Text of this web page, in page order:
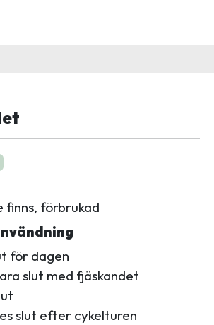
finns, förbrukad
för dagen
slut med fjäskandet
slut efter cykelturen